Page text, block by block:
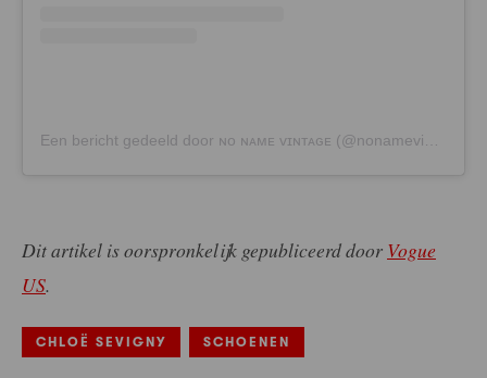
Een bericht gedeeld door ɴᴏ ɴᴀᴍᴇ ᴠɪɴᴛᴀɢᴇ (@nonamevintage.ny)
Dit artikel is oorspronkelijk gepubliceerd door Vogue
US.
CHLOË SEVIGNY SCHOENEN